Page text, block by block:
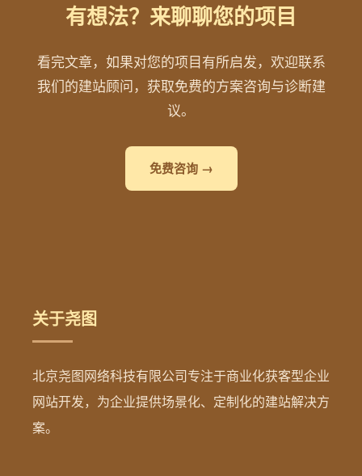
有想法？来聊聊您的项目
看完文章，如果对您的项目有所启发，欢迎联系
我们的建站顾问，获取免费的方案咨询与诊断建
议。
免费咨询 →
关于尧图
北京尧图网络科技有限公司专注于商业化获客型企业
网站开发，为企业提供场景化、定制化的建站解决方
案。